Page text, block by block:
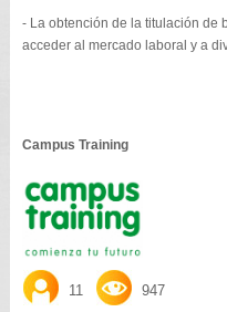
- La obtención de la titulación de
acceder al mercado laboral y a
Campus Training
11 947